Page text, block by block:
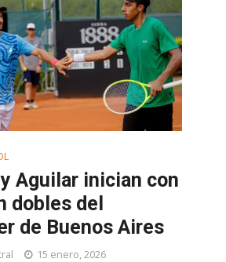
Aguilar inician con
dobles del
de Buenos Aires
15 enero, 2026